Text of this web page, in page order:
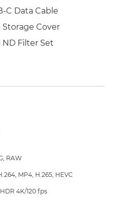
C Data Cable
Storage Cover
ND Filter Set
RAW
MP4, H.265, HEVC
4K/120 fps